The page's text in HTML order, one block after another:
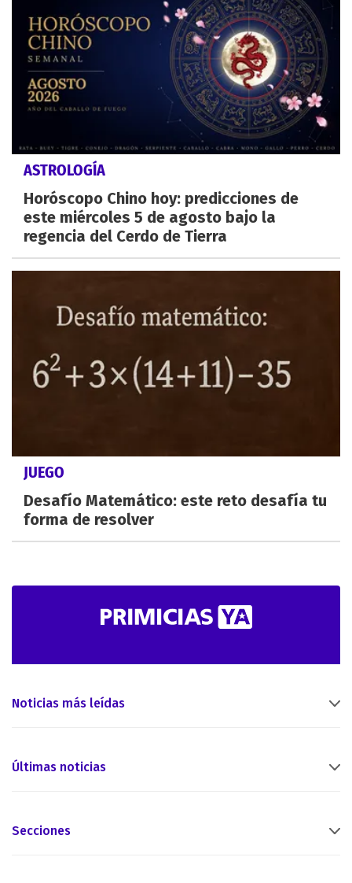
ASTROLOGÍA
Horóscopo Chino hoy: predicciones de
este miércoles 5 de agosto bajo la
regencia del Cerdo de Tierra
JUEGO
Desafío Matemático: este reto desafía tu
forma de resolver
Noticias más leídas
Últimas noticias
Secciones